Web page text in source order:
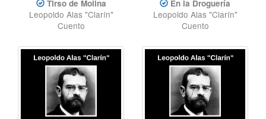
Tirso de Molina
Leopoldo Alas "Clarín"
Cuento
En la Droguería
Leopoldo Alas "Clarín"
Cuento